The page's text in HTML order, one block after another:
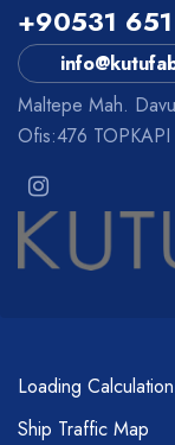
+90531
Maltepe Mah.
Ofis:476 TOPKAPI
Loading
Ship Traffic Map